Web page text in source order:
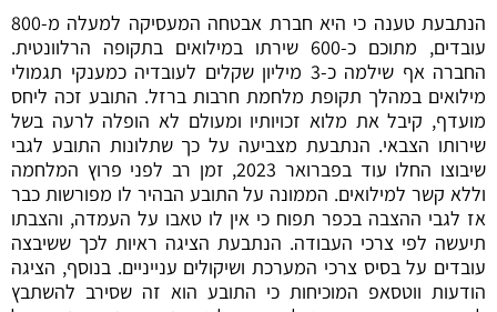
הנתבעת טענה כי היא חברת אבטחה המעסיקה למעלה מ-800
עובדים, מתוכם כ-600 שירתו במילואים בתקופה הרלוונטית.
החברה אף שילמה כ-3 מיליון שקלים לעובדיה כמענקי תגמולי
מילואים במהלך תקופת מלחמת חרבות ברזל. התובע זכה ליחס
מועדף, קיבל את מלוא זכויותיו ומעולם לא הופלה לרעה בשל
שירותו הצבאי. הנתבעת מצביעה על כך שתלונות התובע לגבי
שיבוצו החלו עוד בפברואר 2023, זמן רב לפני פרוץ המלחמה
וללא קשר למילואים. הממונה על התובע הבהיר לו מפורשות כבר
אז לגבי ההצבה בכפר תפוח כי אין לו טאבו על העמדה, והצבתו
תיעשה לפי צרכי העבודה. הנתבעת הציגה ראיות לכך ששיבצה
עובדים על בסיס צרכי המערכת ושיקולים ענייניים. בנוסף, הציגה
הודעות ווטסאפ המוכיחות כי התובע הוא זה שסירב להשתבץ